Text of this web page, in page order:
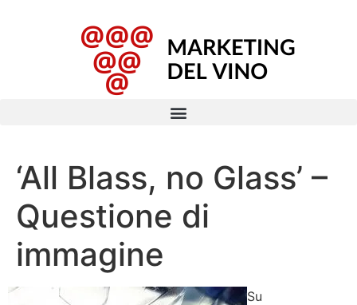
‘All Blass, no Glass’ –
Questione di
immagine
Su